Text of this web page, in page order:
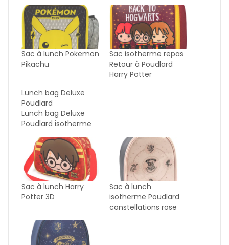
Sac à lunch Pokemon
Pikachu
Sac isotherme repas
Retour à Poudlard
Harry Potter
Lunch bag Deluxe
Poudlard
Lunch bag Deluxe
Poudlard isotherme
Sac à lunch Harry
Potter 3D
Sac à lunch
isotherme Poudlard
constellations rose